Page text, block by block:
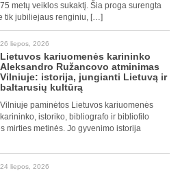
75 metų veiklos sukaktį. Šia proga surengta
tik jubiliejaus renginiu, […]
26 liepos, 2026
Lietuvos kariuomenės karininko
Aleksandro Ružancovo atminimas
Vilniuje: istorija, jungianti Lietuvą ir
baltarusių kultūrą
Vilniuje paminėtos Lietuvos kariuomenės
karininko, istoriko, bibliografo ir bibliofilo
mirties metinės. Jo gyvenimo istorija
24 liepos, 2026